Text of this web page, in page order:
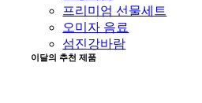
프리미엄 선물세트
오미자 음료
섬진강바람
이달의 추천 제품